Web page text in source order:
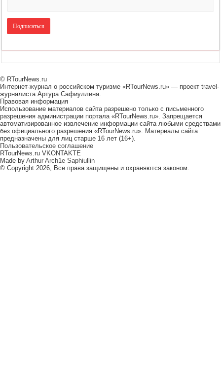
© RTourNews.ru
Интернет-журнал о российском туризме «RTourNews.ru» — проект travel-
журналиста Артура Сафиуллина.
Правовая информация
Использование материалов сайта разрешено только с письменного
разрешения администрации портала «RTourNews.ru». Запрещается
автоматизированное извлечение информации сайта любыми средствами
без официального разрешения «RTourNews.ru». Материалы сайта
предназначены для лиц старше 16 лет (16+).
Пользовательское соглашение
RTourNews.ru VKONTAKTE
Made by Arthur Arch1e Saphiullin
© Copyright 2026, Все права защищены и охраняются законом.